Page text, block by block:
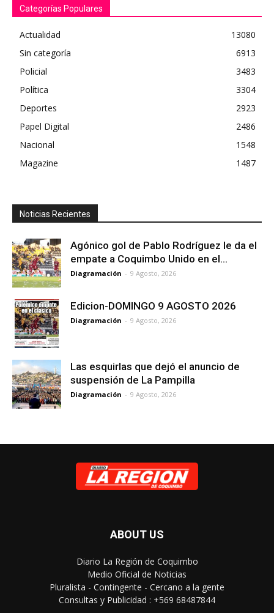
Categorías Populares
Actualidad
13080
Sin categoría
6913
Policial
3483
Política
3304
Deportes
2923
Papel Digital
2486
Nacional
1548
Magazine
1487
Noticias Recientes
Agónico gol de Pablo Rodríguez le da el
empate a Coquimbo Unido en el...
Diagramación - 9 Agosto, 2026
Edicion-DOMINGO 9 AGOSTO 2026
Diagramación - 9 Agosto, 2026
Las esquirlas que dejó el anuncio de
suspensión de La Pampilla
Diagramación - 9 Agosto, 2026
ABOUT US
Diario La Región de Coquimbo
Medio Oficial de Noticias
Pluralista - Contingente - Cercano a la gente
Consultas y Publicidad : +569 68487844